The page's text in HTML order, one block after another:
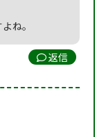
ね。
返信